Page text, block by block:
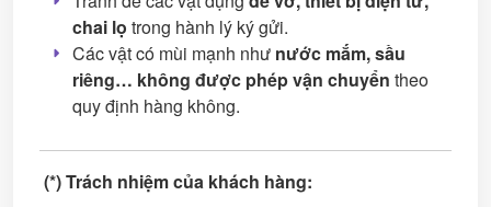
chai lọ trong hành lý ký gửi.
Các vật có mùi mạnh như nước mắm, sầu
riêng… không được phép vận chuyển theo
quy định hàng không.
(*) Trách nhiệm của khách hàng: